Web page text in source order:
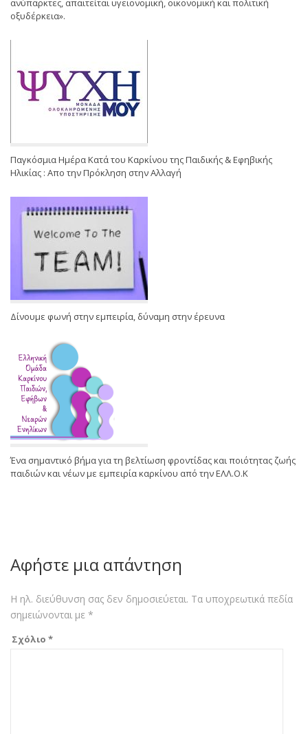
ανύπαρκτες, απαιτείται υγειονομική, οικονομική και πολιτική
οξυδέρκεια».
Παγκόσμια Ημέρα Κατά του Καρκίνου της Παιδικής & Εφηβικής
Ηλικίας : Απο την Πρόκληση στην Αλλαγή
Δίνουμε φωνή στην εμπειρία, δύναμη στην έρευνα
Ένα σημαντικό βήμα για τη βελτίωση φροντίδας και ποιότητας ζωής
παιδιών και νέων με εμπειρία καρκίνου από την ΕΛΛ.Ο.Κ
Αφήστε μια απάντηση
Η ηλ. διεύθυνση σας δεν δημοσιεύεται. Τα υποχρεωτικά πεδία
σημειώνονται με *
Σχόλιο *